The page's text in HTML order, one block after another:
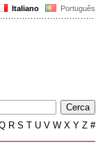
Italiano Português
R S T U V W X Y Z #